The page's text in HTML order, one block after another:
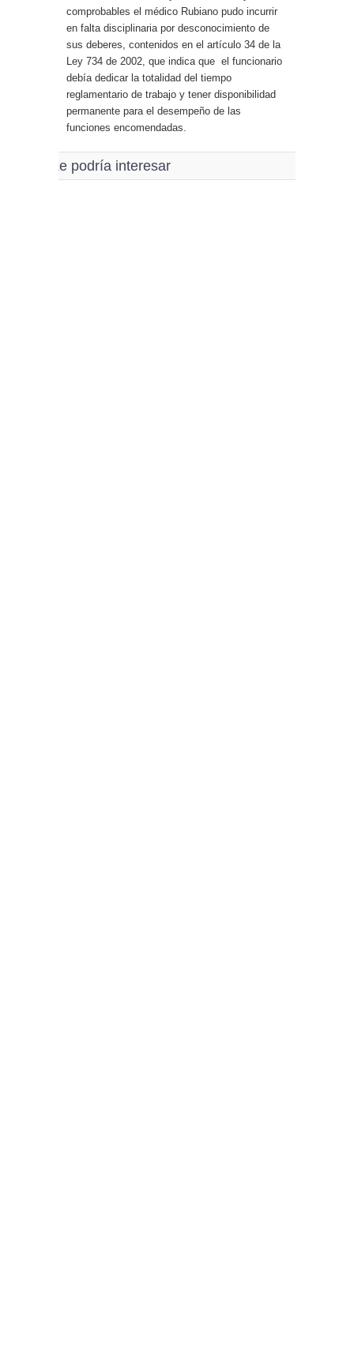
comprobables el médico Rubiano pudo incurrir
en falta disciplinaria por desconocimiento de
sus deberes, contenidos en el artículo 34 de la
Ley 734 de 2002, que indica que el funcionario
debía dedicar la totalidad del tiempo
reglamentario de trabajo y tener disponibilidad
permanente para el desempeño de las
funciones encomendadas.
Le podría interesar